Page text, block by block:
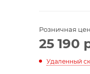
Розничная
25 190
Удаленный